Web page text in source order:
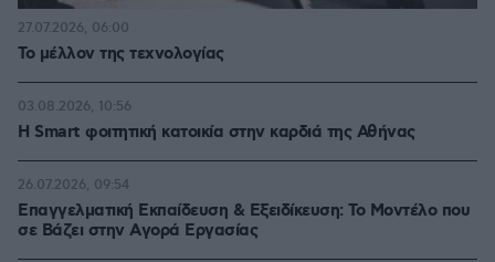
Το μέλλον της τεχνολογίας
27.07.2026, 06:00
Η Smart φοιτητική κατοικία στην καρδιά της Αθήνας
03.08.2026, 10:56
Επαγγελματική Εκπαίδευση & Εξειδίκευση: Το Mοντέλο που
σε Bάζει στην Aγορά Eργασίας
26.07.2026, 09:54